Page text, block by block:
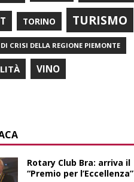
TORINO TURISMO
CRISI DELLA REGIONE PIEMONTE
VINO
Rotary Club Bra: arriva il
“Premio per l’Eccellenza”